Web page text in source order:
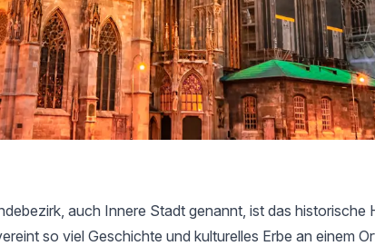
auch Innere Stadt genannt, ist das historische
so viel Geschichte und kulturelles Erbe an einem